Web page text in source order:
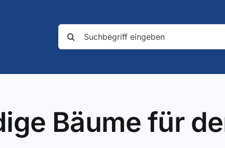
Suche
nach:
Bäume für